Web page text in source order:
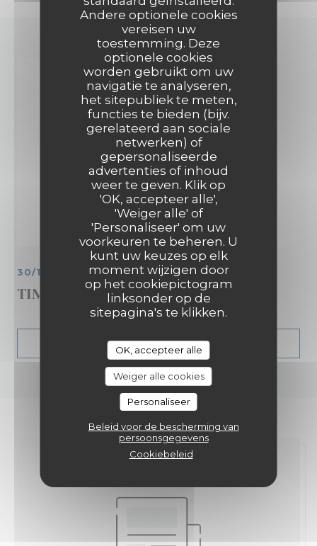
Andere optionele cookies
vereisen uw
toestemming. Deze
optionele cookies
worden gebruikt om uw
navigatie te analyseren,
het sitepubliek te meten,
functies te bieden (bijv.
gerelateerd aan sociale
netwerken) of
gepersonaliseerde
advertenties of inhoud
weer te geven. Klik op
'OK, accepteer alle',
'Weiger alle' of
'Personaliseer' om uw
voorkeuren te beheren. U
kunt uw keuzes op elk
moment wijzigen door
op het cookiepictogram
linksonder op de
sitepagina's te klikken.
OK, accepteer alle
Weiger alle cookies
Personaliseer
Beleid voor de bescherming van
persoonsgegevens
Cookiebeleid
TIME OUT
30/11/2018
LEES HET ARTIKEL((OPENT IN EEN